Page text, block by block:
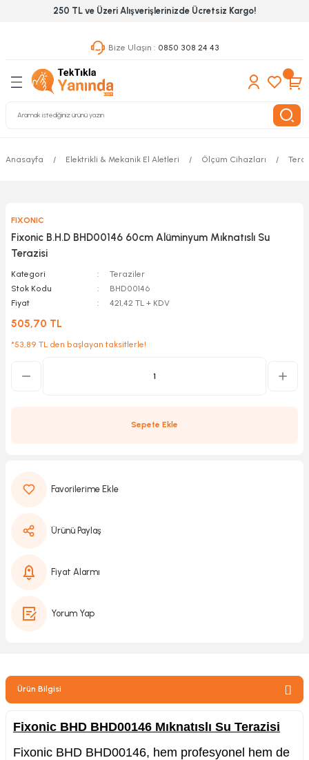
250 TL ve Üzeri Alışverişlerinizde Ücretsiz Kargo!
Bize Ulaşın : 0850 308 24 43
Geri Dön
Geri Dön
& Nalburiye
Grubu
Dolapları
Aletleri
Geri Dön
Anasayfa Elektrikli & Mekanik El Aletleri Ölçüm Cihazları
FIXONIC
Fixonic B.H.D BHD00146 60cm Alüminyum Mıknatıslı Su
Terazisi
Kategori
Teraziler
Stok Kodu
BHD00146
Fiyat
421,42 TL + KDV
505,70 TL
*53,89 TL den başlayan taksitlerle!
Sepete Ekle
Ürünü Paylaş
Fiyat Alarmı
Yorum Yap
Ürün Bilgisi
Fixonic BHD BHD00146 Mıknatıslı Su Terazisi
Fixonic BHD BHD00146, hem profesyonel hem de